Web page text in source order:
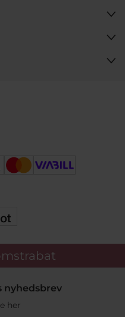
nyhedsbrev
her